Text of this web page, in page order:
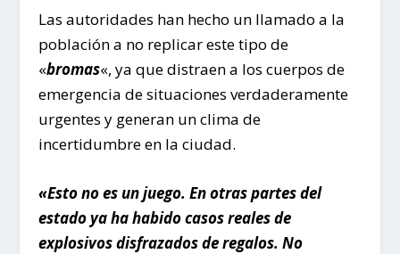
Las autoridades han hecho un llamado a la
población a no replicar este tipo de
«bromas«, ya que distraen a los cuerpos de
emergencia de situaciones verdaderamente
urgentes y generan un clima de
incertidumbre en la ciudad.
«Esto no es un juego. En otras partes del
estado ya ha habido casos reales de
explosivos disfrazados de regalos. No